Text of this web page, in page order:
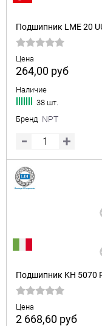
Подшипник LME 20
Цена
264,00 руб
Наличие
38 шт.
Бренд NPT
Подшипник KH 5070
Цена
2 668,60 руб